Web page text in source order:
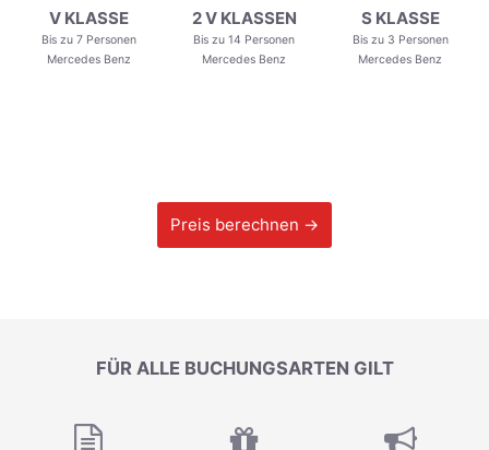
V KLASSE
Bis zu 7 Personen
Mercedes Benz
2 V KLASSEN
Bis zu 14 Personen
Mercedes Benz
S KLASSE
Bis zu 3 Personen
Mercedes Benz
Preis berechnen →
FÜR ALLE BUCHUNGSARTEN GILT